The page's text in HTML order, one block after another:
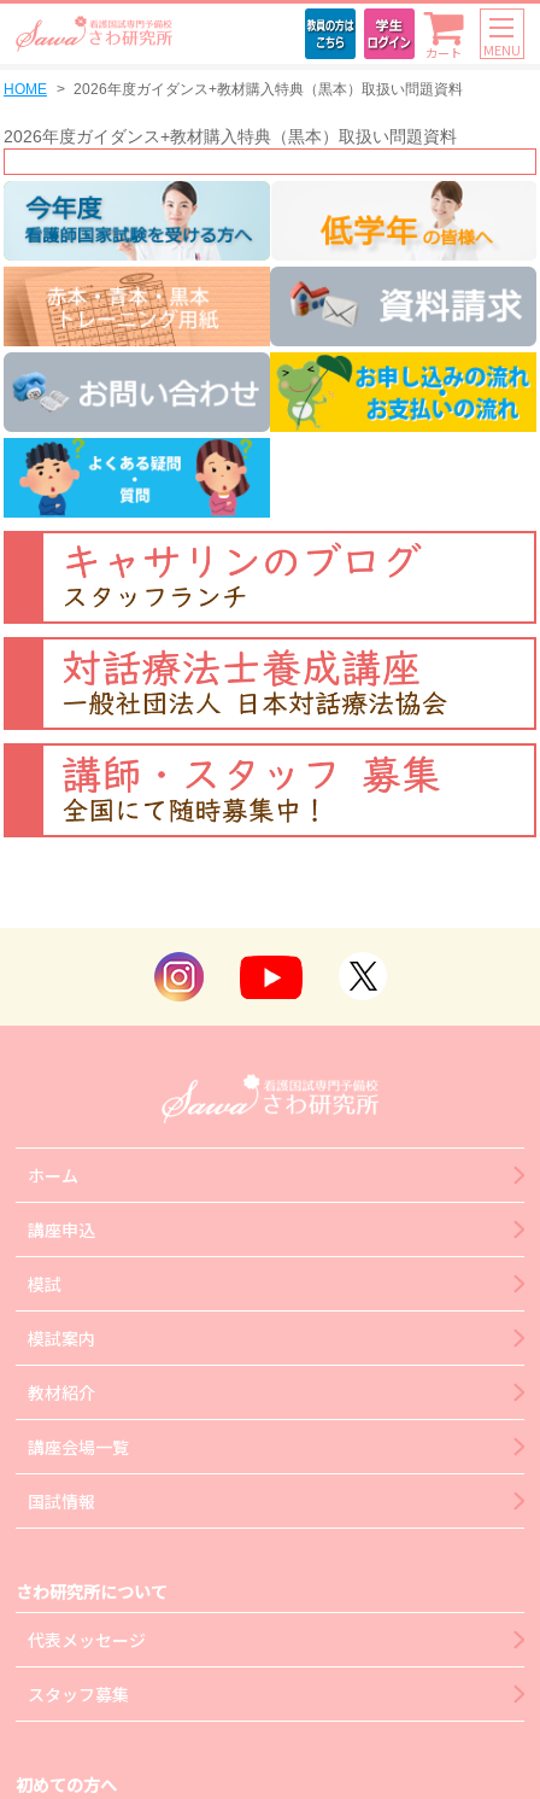
カート MENU
HOME 2026年度ガイダンス+教材購入特典（黒本）取扱い問題資料
2026年度ガイダンス+教材購入特典（黒本）取扱い問題資料
ホーム
講座申込
模試
模試案内
教材紹介
講座会場一覧
国試情報
さわ研究所について
代表メッセージ
スタッフ募集
初めての方へ